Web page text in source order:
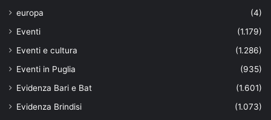
europa
(4)
Eventi
(1.179)
Eventi e cultura
(1.286)
Eventi in Puglia
(935)
Evidenza Bari e Bat
(1.601)
Evidenza Brindisi
(1.073)